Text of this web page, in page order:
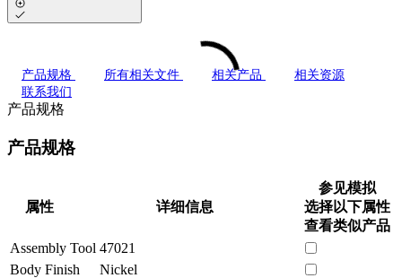
产品规格 所有相关文件 相关产品
相关资源
联系我们
产品规格
产品规格
属性 详细信息
参见模拟
选择以下属性
查看类似产品
Assembly Tool 47021
Body Finish
Nickel